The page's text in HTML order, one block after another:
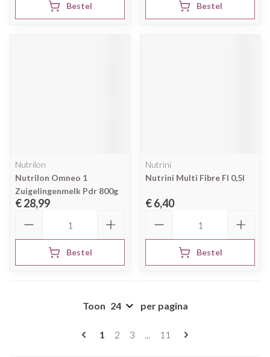
Bestel Bestel
Nutrilon
Nutrilon Omneo 1
Zuigelingenmelk Pdr 800g
€ 28,99
Bestel
Nutrini
Nutrini Multi Fibre Fl 0,5l
€ 6,40
Bestel
Pagina's
U lees momenteel pagina
1 Pagina
2 Pagina
3 ... Pagina
11
Toon per pagina